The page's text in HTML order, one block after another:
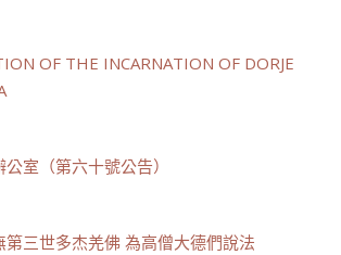
則留言
載入更多
OF THE INCARNATION OF DORJE
室（第六十號公告）
三世多杰羌佛 為高僧大德們說法